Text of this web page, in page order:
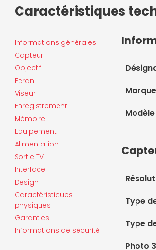
Caractéristiques
Informations générales
Capteur
Objectif
Ecran
Viseur
Enregistrement
Mémoire
Equipement
Alimentation
Sortie TV
Interface
Design
Caractéristiques
physiques
Garanties
Informations de sécurité
Marque
Modèle
Type
Type
Photo